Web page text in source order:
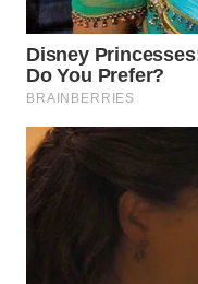
WN
PRIANGAN
TIMUR
WN
SEMARANG